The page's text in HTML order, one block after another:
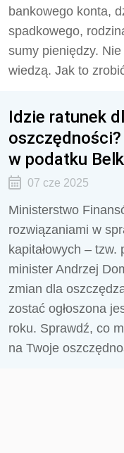
bankowego konta,
spadkowego,
sumy pieniędzy.
wiedzą. Jak to
Idzie ratunek
w podatku
07 cze 2025
Ministerstwo
rozwiązaniami w
kapitałowych –
minister Andrzej
zmian dla
zostać ogłoszona
roku. Sprawdź, co
na Twoje